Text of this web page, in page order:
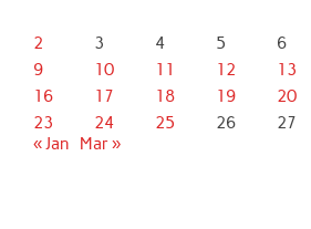
2
3 4 5 6
9
10 11 12 13
16
17 18 19 20
23
24 25 26 27
« Jan
Mar »